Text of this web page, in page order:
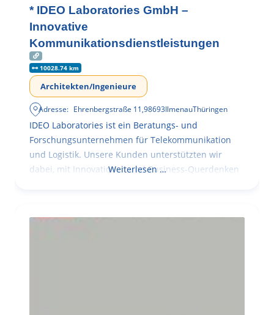
* IDEO Laboratories GmbH –
Innovative
Kommunikationsdienstleistungen
10028.74 km
Architekten/Ingenieure
Adresse: Ehrenbergstraße 11,98693IlmenauThüringen
IDEO Laboratories ist ein Beratungs- und
Forschungsunternehmen für Telekommunikation
und Logistik. Unsere Kunden unterstützten wir
dabei, mit Innovationen und Business-Querdenken
Weiterlesen …